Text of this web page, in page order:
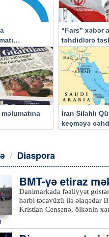
“Fars” xəbər
təhdidlərə
İran Silahlı
keçməyə
Diaspora
BMT-yə etiraz
Danimarkada fəaliyyət
hərbi təcavüzü ilə əlaqədar
Kristian Censenə, ölkənin
Komitəsindən AZƏRTAC-a